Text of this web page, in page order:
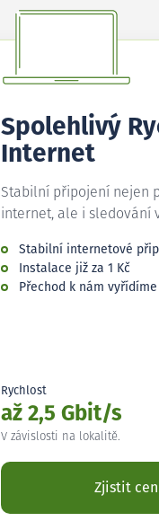
Spolehlivý
Internet
Stabilní připojení nejen
internet, ale i sledování
Stabilní internetové
Instalace již za 1 Kč
Přechod k nám vyřídíme
Rychlost
až 2,5 Gbit/s
V závislosti na lokalitě.
Zjistit